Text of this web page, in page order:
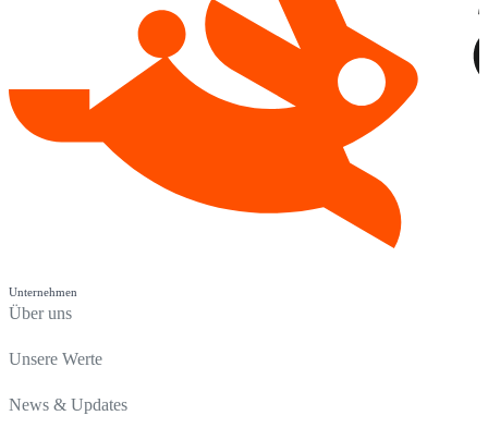
Unternehmen
Über uns
Unsere Werte
News & Updates